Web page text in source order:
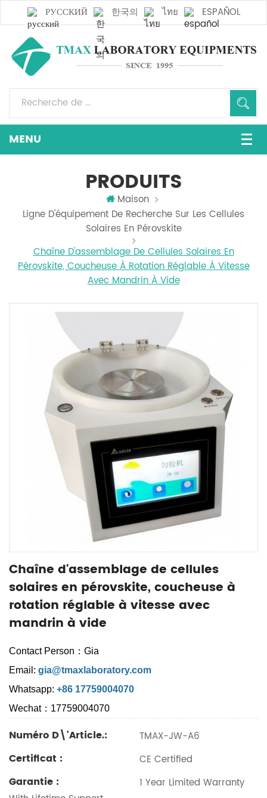
РУССКИЙ 한국의 ไทย ESPAÑOL
PRODUITS
Maison
Ligne D'équipement De Recherche Sur Les Cellules
Solaires En Pérovskite
Chaîne D'assemblage De Cellules Solaires En
Pérovskite, Coucheuse À Rotation Réglable À Vitesse
Avec Mandrin À Vide
Chaîne d'assemblage de cellules
solaires en pérovskite, coucheuse à
rotation réglable à vitesse avec
mandrin à vide
Contact Person：Gia
Email: gia@tmaxlaboratory.com
Whatsapp: +86 17759004070
Wechat：17759004070
Numéro D\'article.: TMAX-JW-A6
Certificat : CE Certified
Garantie :
1 Year Limited Warranty